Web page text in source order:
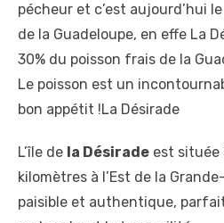
pécheur et c’est aujourd’hui
de la Guadeloupe, en effe La
30% du poisson frais de la
Le poisson est un
bon appétit !La Désirade
L’île de la Désirade est située
kilomètres à l’Est de la
paisible et authentique,